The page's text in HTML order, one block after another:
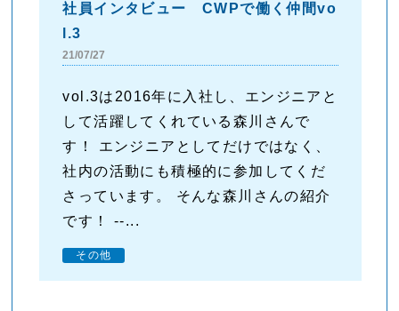
社員インタビュー CWPで働く仲間vo
l.3
21/07/27
vol.3は2016年に入社し、エンジニアと
して活躍してくれている森川さんで
す！ エンジニアとしてだけではなく、
社内の活動にも積極的に参加してくだ
さっています。 そんな森川さんの紹介
です！ --...
その他